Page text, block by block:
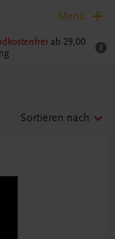
Menü
ab 29,00
Sortieren nach